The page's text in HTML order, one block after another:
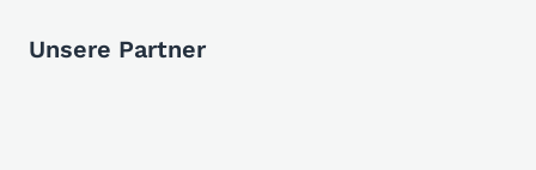
Unsere Partner